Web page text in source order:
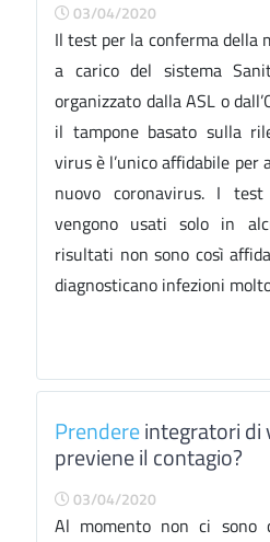
03/04/2020
Il test per la conferma
a carico del sistema
organizzato dalla ASL o
il tampone basato sulla
virus è l’unico affidabile per
nuovo coronavirus. I test
vengono usati solo in
risultati non sono così
diagnosticano infezioni
Prendereintegratori di
previene il contagio?
03/04/2020
Al momento non ci sono